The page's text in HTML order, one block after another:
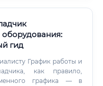
гид
работы и
как правило,
графика — в